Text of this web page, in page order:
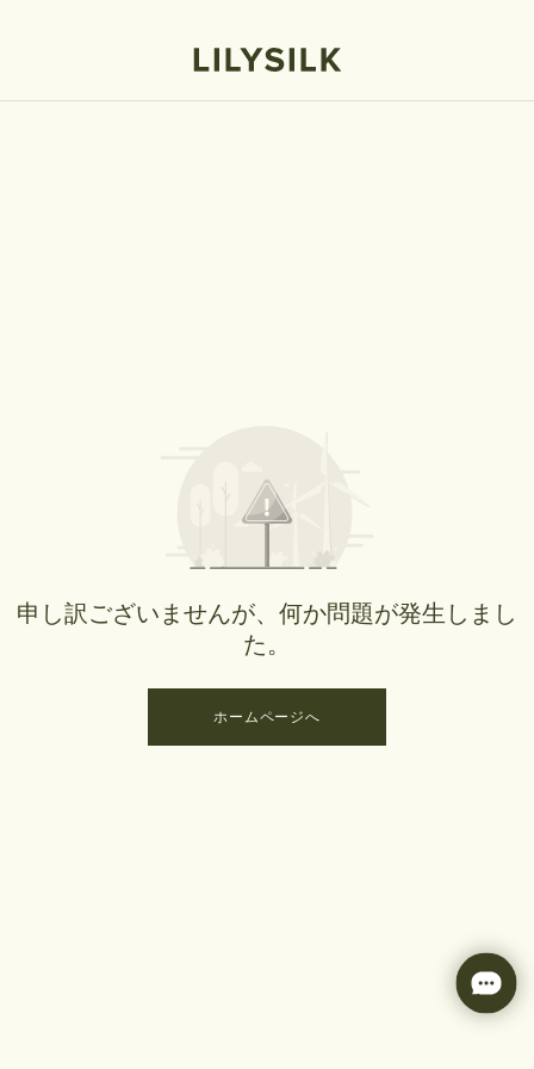
申し訳ございませんが、何か問題が発生しまし
た。
ホームページへ